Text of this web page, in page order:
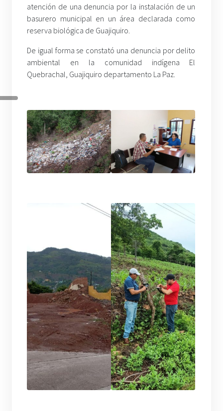
atención de una denuncia por la instalación de un
basurero municipal en un área declarada como
reserva biológica de Guajiquiro.
De igual forma se constató una denuncia por delito
ambiental en la comunidad indígena El
Quebrachal, Guajiquiro departamento La Paz.